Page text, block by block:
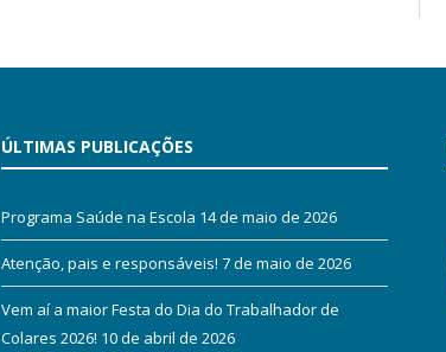
ÚLTIMAS PUBLICAÇÕES
Programa Saúde na Escola 14 de maio de 2026
Atenção, pais e responsáveis! 7 de maio de 2026
Vem aí a maior Festa do Dia do Trabalhador de
Colares 2026! 10 de abril de 2026